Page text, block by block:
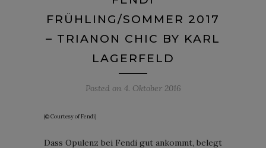
FRÜHLING/SOMMER 2017
– TRIANON CHIC BY KARL
LAGERFELD
Posted on 4. Oktober 2016
(© Courtesy of Fendi)
Dass Opulenz bei Fendi gut ankommt, belegt